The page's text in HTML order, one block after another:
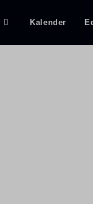
Kalender